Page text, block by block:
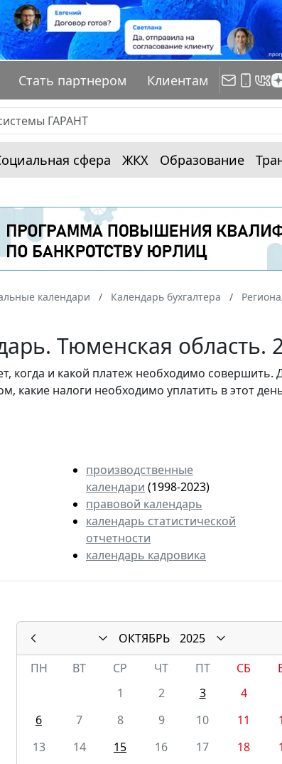
Стать партнером Клиентам
сфера ЖКХ Образование
календари Календарь бухгалтера
Тюменская область.
когда и какой платеж необходимо
какие налоги необходимо уплатить в этот
производственные
календари (1998-2023)
правовой календарь
календарь статистической
отчетности
календарь кадровика
ОКТЯБРЬ
2025
ПН
ВТ СР ЧТ ПТ СБ
1
2 3 4
6
7 8 9 10 11
13
14 15 16 17 18